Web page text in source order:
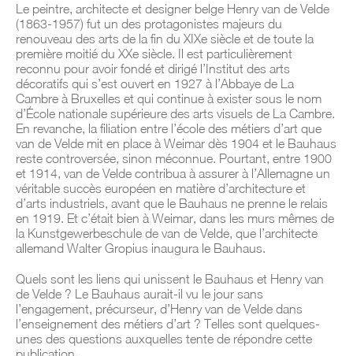
Le peintre, architecte et designer belge Henry van de Velde
(1863-1957) fut un des protagonistes majeurs du
renouveau des arts de la fin du XIXe siècle et de toute la
première moitié du XXe siècle. Il est particulièrement
reconnu pour avoir fondé et dirigé l’Institut des arts
décoratifs qui s’est ouvert en 1927 à l’Abbaye de La
Cambre à Bruxelles et qui continue à exister sous le nom
d’École nationale supérieure des arts visuels de La Cambre.
En revanche, la filiation entre l’école des métiers d’art que
van de Velde mit en place à Weimar dès 1904 et le Bauhaus
reste controversée, sinon méconnue. Pourtant, entre 1900
et 1914, van de Velde contribua à assurer à l’Allemagne un
véritable succès européen en matière d’architecture et
d’arts industriels, avant que le Bauhaus ne prenne le relais
en 1919. Et c’était bien à Weimar, dans les murs mêmes de
la Kunstgewerbeschule de van de Velde, que l’architecte
allemand Walter Gropius inaugura le Bauhaus.
Quels sont les liens qui unissent le Bauhaus et Henry van
de Velde ? Le Bauhaus aurait-il vu le jour sans
l’engagement, précurseur, d’Henry van de Velde dans
l’enseignement des métiers d’art ? Telles sont quelques-
unes des questions auxquelles tente de répondre cette